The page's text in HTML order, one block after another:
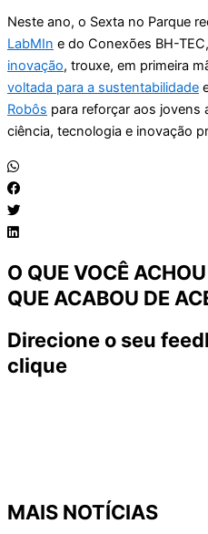
Neste ano, o Sexta no Parque
LabMIn e do Conexões BH-
inovação, trouxe, em primeira
voltada para a sustentabilidade
Robôs para reforçar aos jovens
ciência, tecnologia e inovação
O QUE VOCÊ
QUE ACABOU DE
Direcione o seu
clique
MAIS NOTÍCIAS